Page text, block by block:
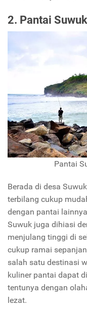
2. Pantai Suwuk
Pantai
Berada di desa
terbilang cukup
dengan pantai
Suwuk juga dihiasi
menjulang tinggi di
cukup ramai
salah satu destinasi
kuliner pantai dapat
tentunya dengan
lezat.